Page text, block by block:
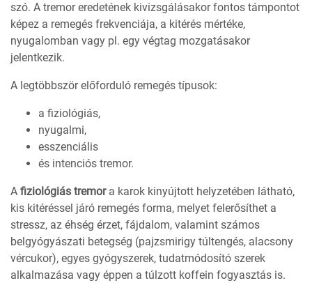
szó. A tremor eredetének kivizsgálásakor fontos támpontot
képez a remegés frekvenciája, a kitérés mértéke,
nyugalomban vagy pl. egy végtag mozgatásakor
jelentkezik.
A legtöbbször előforduló remegés típusok:
a fiziológiás,
nyugalmi,
esszenciális
és intenciós tremor.
A fiziológiás tremora karok kinyújtott helyzetében látható,
kis kitéréssel járó remegés forma, melyet felerősíthet a
stressz, az éhség érzet, fájdalom, valamint számos
belgyógyászati betegség (pajzsmirigy túltengés, alacsony
vércukor), egyes gyógyszerek, tudatmódosító szerek
alkalmazása vagy éppen a túlzott koffein fogyasztás is.